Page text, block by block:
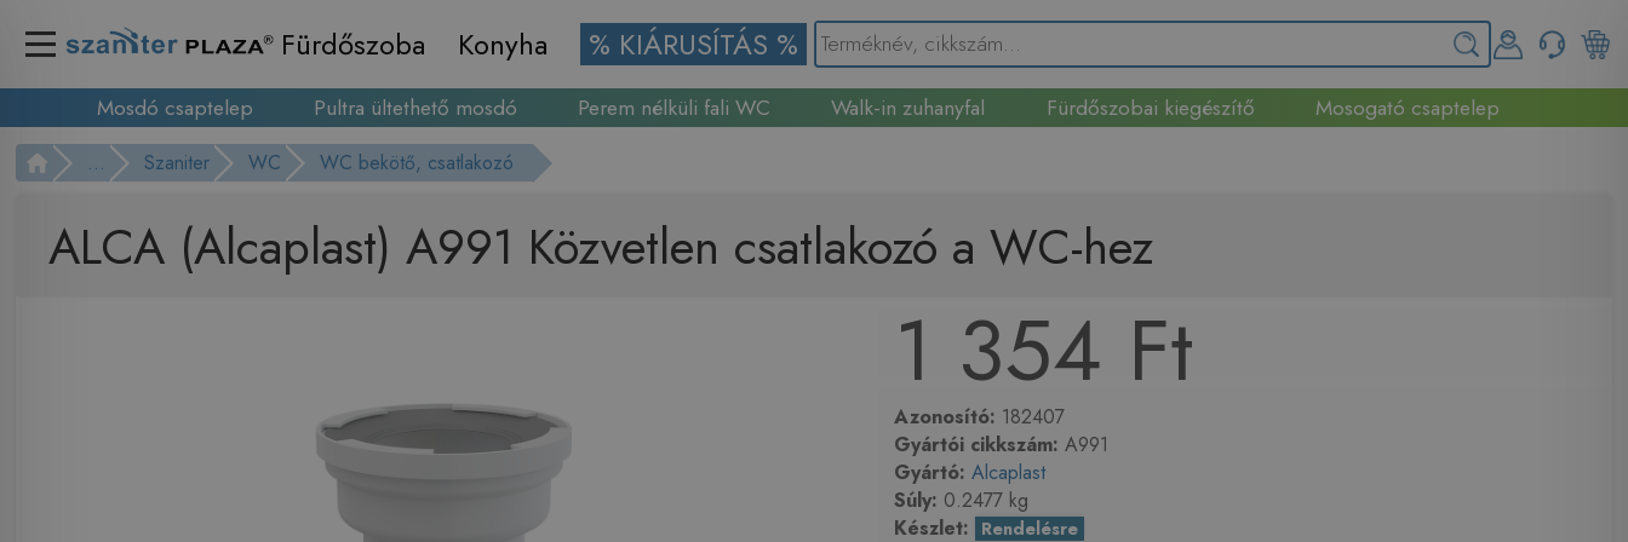
Fürdőszoba Konyha % KIÁRUSÍTÁS %
Mosdó csaptelep Pultra ültethető mosdó Perem nélküli fali WC Walk-in zuhanyfal Fürdőszobai kiegészítő
Mosogató csaptelep
... Szaniter WC WC bekötő, csatlakozó
ALCA (Alcaplast) A991 Közvetlen csatlakozó a WC-hez
1 354 Ft
Azonosító: 182407
Gyártói cikkszám: A991
Gyártó: Alcaplast
Súly: 0.2477 kg
Készlet: Rendelésre